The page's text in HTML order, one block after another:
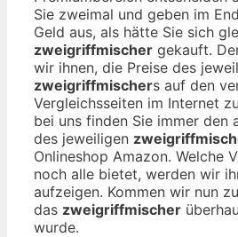
Sie zweimal und geben im
Geld aus, als hätte Sie sich
zweigriffmischer gekauft.
wir ihnen, die Preise des
zweigriffmischers auf den
Vergleichsseiten im Internet
bei uns finden Sie immer den
des jeweiligen
Onlineshop Amazon. Welche
noch alle bietet, werden wir
aufzeigen. Kommen wir nun
das zweigriffmischer
wurde.